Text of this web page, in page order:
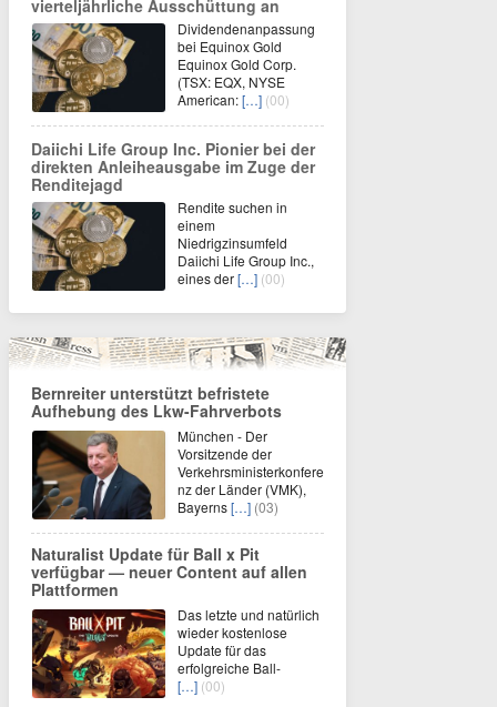
vierteljährliche Ausschüttung an
Dividendenanpassung
bei Equinox Gold
Equinox Gold Corp.
(TSX: EQX, NYSE
American:[…] (00)
Daiichi Life Group Inc. Pionier bei der
direkten Anleiheausgabe im Zuge der
Renditejagd
Rendite suchen in
einem
Niedrigzinsumfeld
Daiichi Life Group Inc.,
eines der[…] (00)
Bernreiter unterstützt befristete
Aufhebung des Lkw-Fahrverbots
München - Der
Vorsitzende der
Verkehrsministerkonfere
nz der Länder (VMK),
Bayerns[…] (03)
Naturalist Update für Ball x Pit
verfügbar — neuer Content auf allen
Plattformen
Das letzte und natürlich
wieder kostenlose
Update für das
erfolgreiche Ball-
[…] (00)